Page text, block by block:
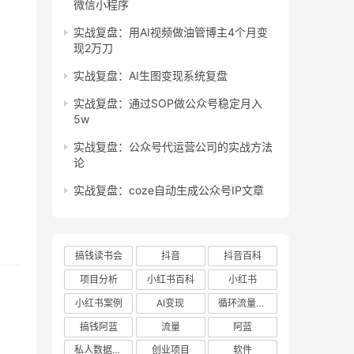
微信小程序
实战复盘：用AI视频做油管博主4个月变
现2万刀
实战复盘：AI生图变现系统复盘
实战复盘：通过SOP做公众号稳定月入
5w
实战复盘：公众号代运营公司的实战方法
论
实战复盘：coze自动生成公众号IP文章
搞钱读书会 抖音
抖音百科
项目分析
小红书百科
小红书
小红书案例
AI变现
循环流量实验室
搞钱阿蓝
流量
阿蓝
私人数据库项目
创业项目 软件